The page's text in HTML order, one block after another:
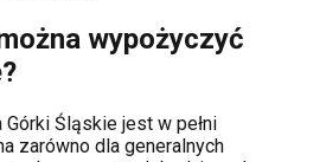
wypożyczyć
?
Górki Śląskie jest w pełni
zarówno dla generalnych